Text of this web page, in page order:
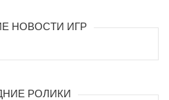
НОВОСТИ ИГР
РОЛИКИ